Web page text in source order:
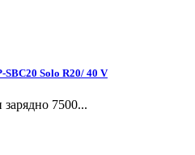
SBC20 Solo R20/ 40 V
зарядно 7500...